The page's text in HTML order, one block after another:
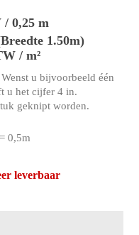
/ 0,25 m
1.50m)
/ m²
u bijvoorbeeld één
u het cijfer 4 in.
geknipt worden.
= 0,5m
leverbaar